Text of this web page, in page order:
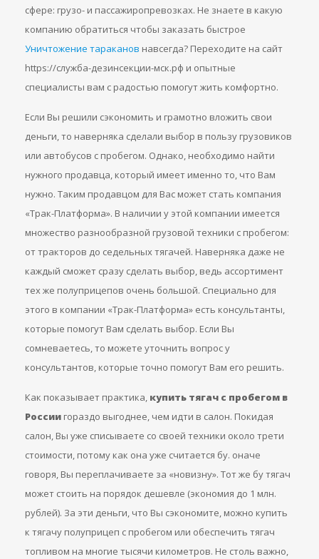
сфере: грузо- и пассажиропревозках. Не знаете в какую
компанию обратиться чтобы заказать быстрое
Уничтожение тараканов навсегда? Переходите на сайт
https://служба-дезинсекции-мск.рф и опытные
специалисты вам с радостью помогут жить комфортно.
Если Вы решили сэкономить и грамотно вложить свои
деньги, то наверняка сделали выбор в пользу грузовиков
или автобусов с пробегом. Однако, необходимо найти
нужного продавца, который имеет именно то, что Вам
нужно. Таким продавцом для Вас может стать компания
«Трак-Платформа». В наличии у этой компании имеется
множество разнообразной грузовой техники с пробегом:
от тракторов до седельных тягачей. Наверняка даже не
каждый сможет сразу сделать выбор, ведь ассортимент
тех же полуприцепов очень большой. Специально для
этого в компании «Трак-Платформа» есть консультанты,
которые помогут Вам сделать выбор. Если Вы
сомневаетесь, то можете уточнить вопрос у
консультантов, которые точно помогут Вам его решить.
Как показывает практика, купить тягач с пробегом в
России гораздо выгоднее, чем идти в салон. Покидая
салон, Вы уже списываете со своей техники около трети
стоимости, потому как она уже считается бу. οначе
говоря, Вы переплачиваете за «новизну». Тот же бу тягач
может стоить на порядок дешевле (экономия до 1 млн.
рублей). За эти деньги, что Вы сэкономите, можно купить
к тягачу полуприцеп с пробегом или обеспечить тягач
топливом на многие тысячи километров. Не столь важно,